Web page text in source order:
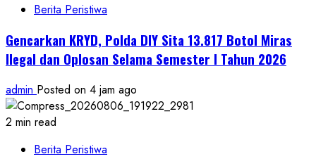
Berita Peristiwa
Gencarkan KRYD, Polda DIY Sita 13.817 Botol Miras
Ilegal dan Oplosan Selama Semester I Tahun 2026
admin Posted on 4 jam ago
2 min read
Berita Peristiwa